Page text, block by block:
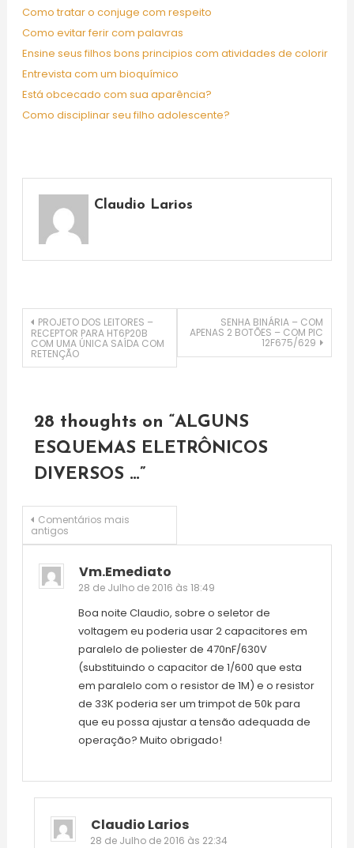
Como tratar o conjuge com respeito
Como evitar ferir com palavras
Ensine seus filhos bons principios com atividades de colorir
Entrevista com um bioquímico
Está obcecado com sua aparência?
Como disciplinar seu filho adolescente?
Claudio Larios
Navegação
de
PROJETO DOS LEITORES –
RECEPTOR PARA HT6P20B
COM UMA ÚNICA SAÍDA COM
RETENÇÃO
SENHA BINÁRIA – COM
APENAS 2 BOTÕES – COM PIC
12F675/629
28 thoughts on “ALGUNS
ESQUEMAS ELETRÔNICOS
DIVERSOS …”
Navegação
de
comentários
Comentários mais
antigos
Vm.emediato
28 de Julho de 2016 às 18:49
Boa noite Claudio, sobre o seletor de
voltagem eu poderia usar 2 capacitores em
paralelo de poliester de 470nF/630V
(substituindo o capacitor de 1/600 que esta
em paralelo com o resistor de 1M) e o resistor
de 33K poderia ser um trimpot de 50k para
que eu possa ajustar a tensão adequada de
operação? Muito obrigado!
Claudio Larios
28 de Julho de 2016 às 22:34